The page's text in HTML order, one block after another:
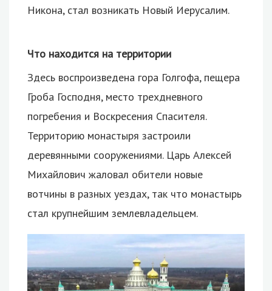
Никона, стал возникать Новый Иерусалим.
Что находится на территории
Здесь воспроизведена гора Голгофа, пещера
Гроба Господня, место трехдневного
погребения и Воскресения Спасителя.
Территорию монастыря застроили
деревянными сооружениями. Царь Алексей
Михайлович жаловал обители новые
вотчины в разных уездах, так что монастырь
стал крупнейшим землевладельцем.